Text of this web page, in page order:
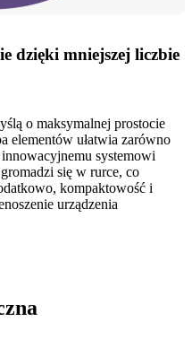
dzięki mniejszej liczbie
o maksymalnej prostocie
elementów ułatwia zarówno
systemowi
się w rurce, co
kompaktowość i
urządzenia